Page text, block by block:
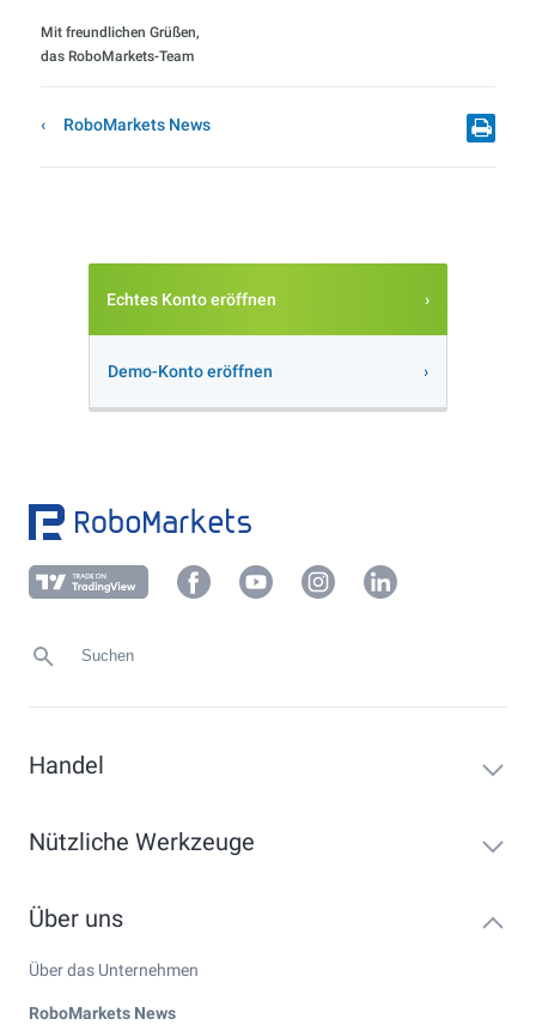
Mit freundlichen Grüßen,
das RoboMarkets-Team
RoboMarkets News
Echtes Konto eröffnen
Demo-Konto eröffnen
Handel
Nützliche Werkzeuge
Über uns
Über das Unternehmen
RoboMarkets News